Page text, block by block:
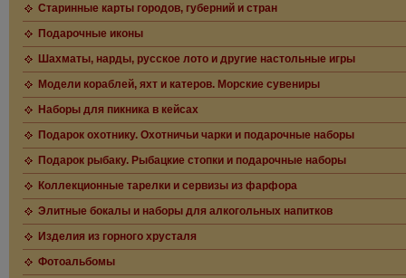
Старинные карты городов, губерний и стран
Подарочные иконы
Шахматы, нарды, русское лото и другие настольные игры
Модели кораблей, яхт и катеров. Морские сувениры
Наборы для пикника в кейсах
Подарок охотнику. Охотничьи чарки и подарочные наборы
Подарок рыбаку. Рыбацкие стопки и подарочные наборы
Коллекционные тарелки и сервизы из фарфора
Элитные бокалы и наборы для алкогольных напитков
Изделия из горного хрусталя
Фотоальбомы